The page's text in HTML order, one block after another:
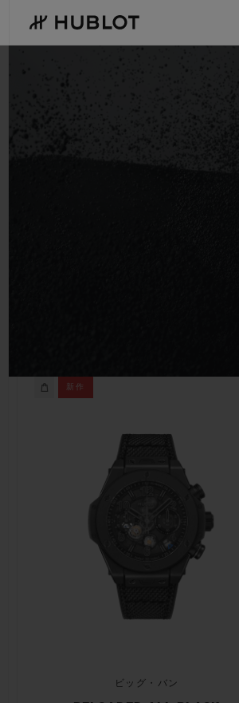
main
content
新作
ビッグ・バン
サマー
5＋5年